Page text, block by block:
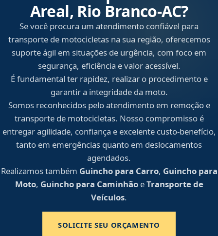
Areal, Rio Branco‑AC?
Se você procura um atendimento confiável para
transporte de motocicletas na sua região, oferecemos
suporte ágil em situações de urgência, com foco em
segurança, eficiência e valor acessível.
É fundamental ter rapidez, realizar o procedimento e
garantir a integridade da moto.
Somos reconhecidos pelo atendimento em remoção e
transporte de motocicletas. Nosso compromisso é
entregar agilidade, confiança e excelente custo-benefício,
tanto em emergências quanto em deslocamentos
agendados.
Realizamos também Guincho para Carro, Guincho para
Moto, Guincho para CaminhãoeTransporte de
Veículos.
SOLICITE SEU ORÇAMENTO